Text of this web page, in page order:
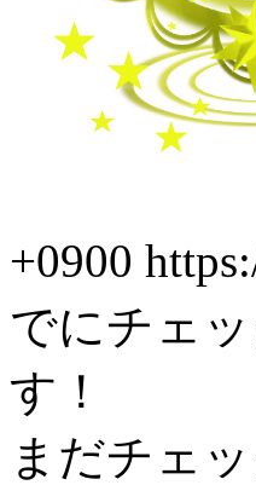
+0900
でにチェ
す！
まだチェ